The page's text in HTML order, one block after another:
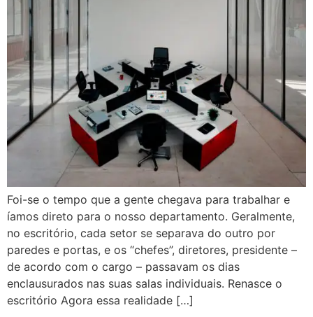
Foi-se o tempo que a gente chegava para trabalhar e
íamos direto para o nosso departamento. Geralmente,
no escritório, cada setor se separava do outro por
paredes e portas, e os “chefes”, diretores, presidente –
de acordo com o cargo – passavam os dias
enclausurados nas suas salas individuais. Renasce o
escritório Agora essa realidade […]